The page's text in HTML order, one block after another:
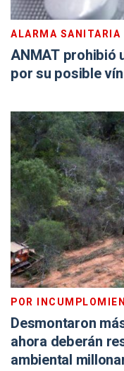
ALARMA SANITARIA
ANMAT prohibió
por su posible
POR
Desmontaron
ahora deberán
ambiental